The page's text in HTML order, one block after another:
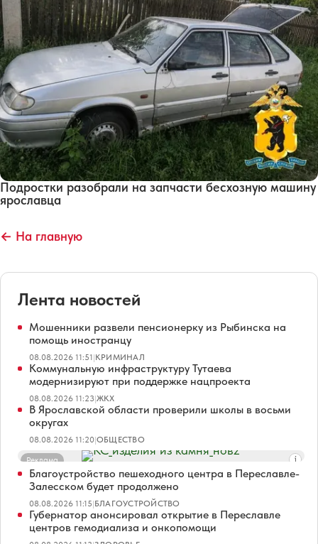
Подростки разобрали на запчасти бесхозную машину
ярославца
← На главную
Лента новостей
Мошенники развели пенсионерку из Рыбинска на
помощь иностранцу
08.08.2026 11:51|КРИМИНАЛ
Коммунальную инфраструктуру Тутаева
модернизируют при поддержке нацпроекта
08.08.2026 11:23|ЖКХ
В Ярославской области проверили школы в восьми
округах
08.08.2026 11:20|ОБЩЕСТВО
Реклама
Благоустройство пешеходного центра в Переславле-
Залесском будет продолжено
08.08.2026 11:15|БЛАГОУСТРОЙСТВО
Губернатор анонсировал открытие в Переславле
центров гемодиализа и онкопомощи